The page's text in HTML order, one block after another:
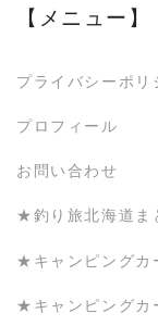
【メニュー】
プライバシーポリ
プロフィール
お問い合わせ
★釣り旅北海道ま
★キャンピング
★キャンピングカ